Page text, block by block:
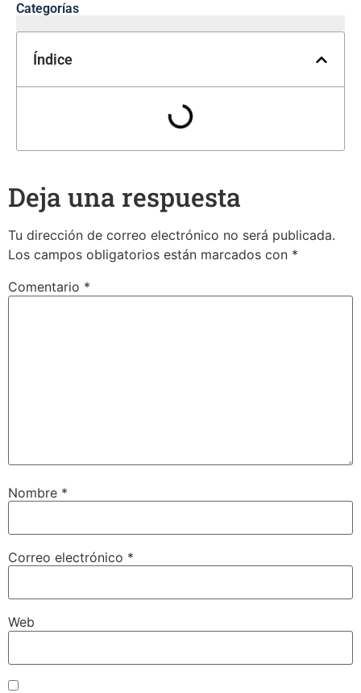
Categorías
Índice
Deja una respuesta
Tu dirección de correo electrónico no será publicada.
Los campos obligatorios están marcados con *
Comentario *
Nombre *
Correo electrónico *
Web